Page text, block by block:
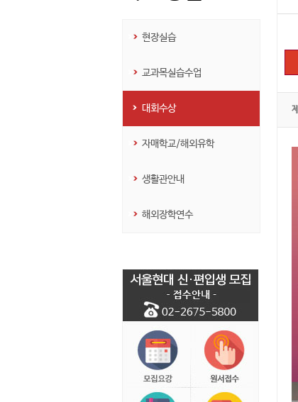
현장실습
교과목실습수업
대회수상
자매학교/해외유학
생활관안내
해외장학연수